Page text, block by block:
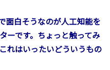
面白そうなのが人工知能を
ーです。ちょっと触ってみ
れはいったいどういうもの